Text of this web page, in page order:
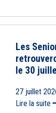
Les
le 30
27 juillet
Lire la suite